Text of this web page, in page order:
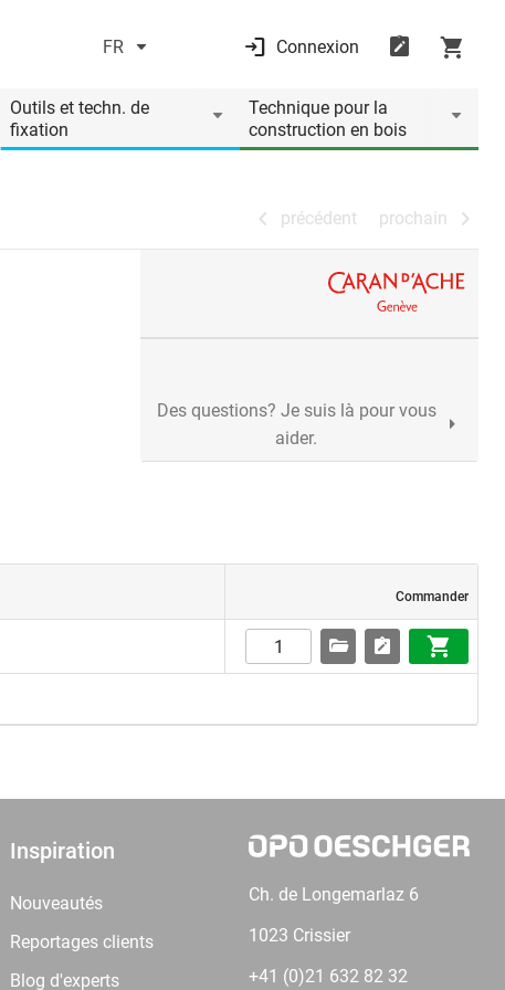
FR Connexion
Outils et techn. de
fixation
Technique pour la
construction en bois
précédent prochain
précédent prochain
Des questions? Je suis là pour vous
aider.
Commander
Inspiration
Nouveautés
Reportages clients
Blog d'experts
Ch. de Longemarlaz 6
1023 Crissier
+41 (0)21 632 82 32